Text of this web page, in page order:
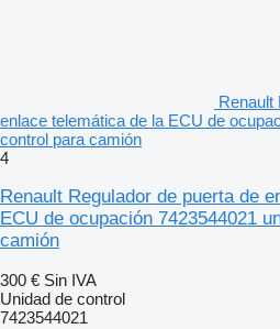
Renault
enlace telemática de la ECU de
control para camión
4
Renault Regulador de puerta de
ECU de ocupación 7423544021
camión
300 € Sin IVA
Unidad de control
7423544021